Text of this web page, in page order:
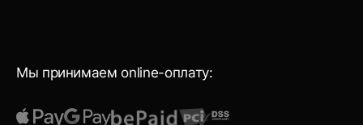
Мы принимаем online-оплату: